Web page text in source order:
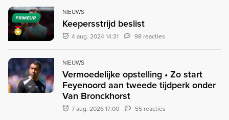
PRIMEUR
NIEUWS
Keepersstrijd beslist
4 aug. 2024 14:31 98 reacties
NIEUWS
Vermoedelijke opstelling • Zo start
Feyenoord aan tweede tijdperk onder
Van Bronckhorst
7 aug. 2026 17:00 55 reacties